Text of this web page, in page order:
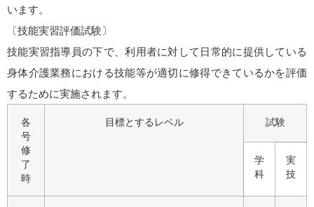
います。
〔技能実習評価試験〕
技能実習指導員の下で、利用者に対して日常的に提供している
身体介護業務における技能等が適切に修得できているかを評価
するために実施されます。
各
号
修
了
時
目標とするレベル 試験
学
科
実
技